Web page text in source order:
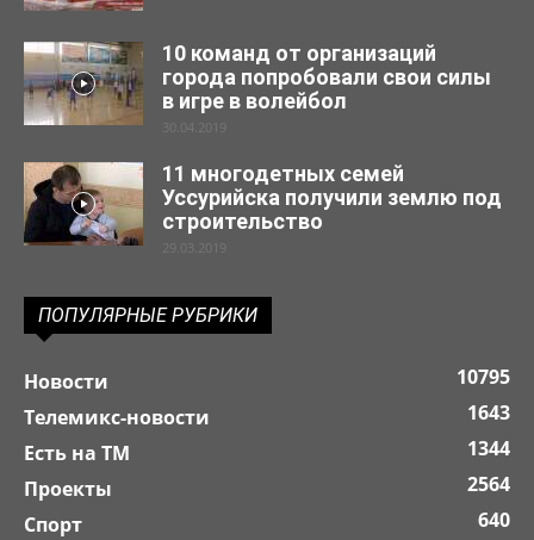
10 команд от организаций
города попробовали свои силы
в игре в волейбол
30.04.2019
11 многодетных семей
Уссурийска получили землю под
строительство
29.03.2019
ПОПУЛЯРНЫЕ РУБРИКИ
Новости
10795
Телемикс-новости
1643
Есть на ТМ
1344
Проекты
2564
Спорт
640